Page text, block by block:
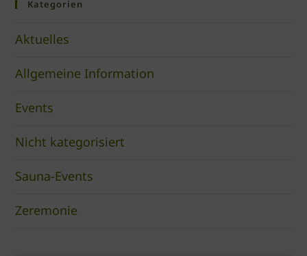
Kategorien
Aktuelles
Allgemeine Information
Events
Nicht kategorisiert
Sauna-Events
Zeremonie